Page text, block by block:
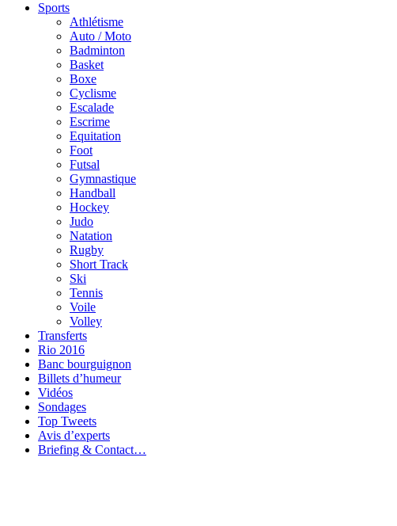
Sports
Athlétisme
Auto / Moto
Badminton
Basket
Boxe
Cyclisme
Escalade
Escrime
Equitation
Foot
Futsal
Gymnastique
Handball
Hockey
Judo
Natation
Rugby
Short Track
Ski
Tennis
Voile
Volley
Transferts
Rio 2016
Banc bourguignon
Billets d’humeur
Vidéos
Sondages
Top Tweets
Avis d’experts
Briefing & Contact…